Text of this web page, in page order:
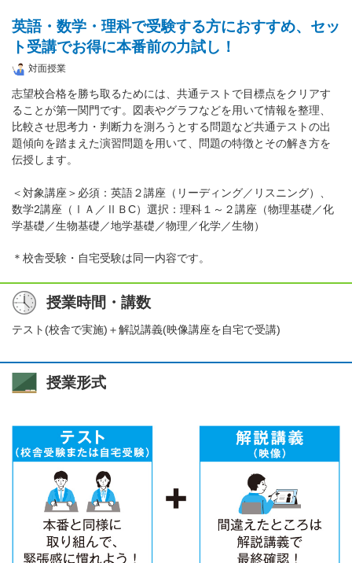
英語・数学・理科で受験する方におすすめ、セッ
ト受講でお得に本番前の力試し！
対面授業
志望校合格を勝ち取るためには、共通テストで目標点をクリアす
ることが第一関門です。図表やグラフなどを用いて情報を整理、
比較させ思考力・判断力を測ろうとする問題など共通テストの出
題傾向を踏まえた演習問題を用いて、問題の特徴とその解き方を
伝授します。
＜対象講座＞必須：英語２講座（リーディング／リスニング）、
数学2講座（ⅠＡ／ⅡＢC）選択：理科１～２講座（物理基礎／化
学基礎／生物基礎／地学基礎／物理／化学／生物）
＊校舎受験・自宅受験は同一内容です。
授業時間・講数
テスト(校舎で実施)＋解説講義(映像講座を自宅で受講)
授業形式